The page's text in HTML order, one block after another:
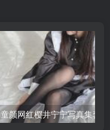
童颜网红樱井宁宁写真集套图